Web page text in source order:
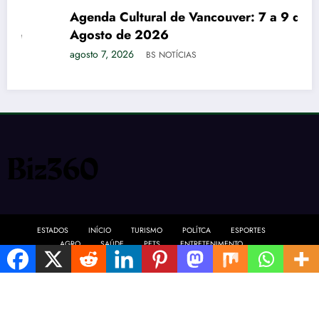
Agenda Cultural de Vancouver: 7 a 9 de
Agosto de 2026
agosto 7, 2026 BS NOTÍCIAS
ESTADOS INÍCIO TURISMO POLÍTCA
ESPORTES
AGRO
SAÚDE PETS
ENTRETENIMENTO
NewsBlogger - Magazine & BlogWordPress Tema 2026 | Powered By SpiceThemes